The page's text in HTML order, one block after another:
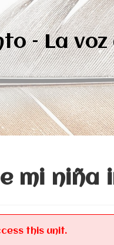
– La
mi
this unit.